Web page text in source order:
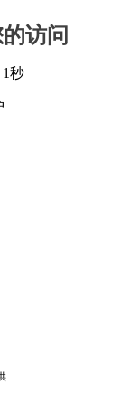
访问
秒